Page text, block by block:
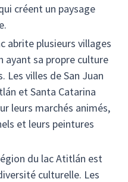
créent un paysage
abrite plusieurs villages
ayant sa propre culture
villes de San Juan
et Santa Catarina
leurs marchés animés,
et leurs peintures
du lac Atitlán est
culturelle. Les